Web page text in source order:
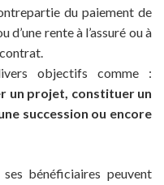
du paiement de
d’une rente à l’assuré ou à
objectifs comme :
un projet, constituer un
succession ou encore
bénéficiaires peuvent